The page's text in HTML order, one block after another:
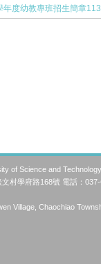
年度幼教專班招生簡章
of Science and Technology
村學府路168號 電話：
Village, Chaochiao